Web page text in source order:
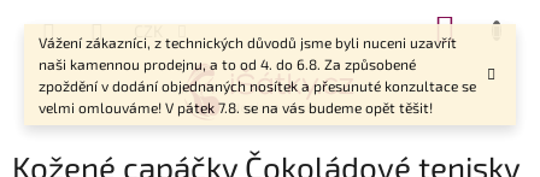
Vážení zákazníci, z technických důvodů jsme byli nuceni uzavřít
naši kamennou prodejnu, a to od 4. do 6.8. Za způsobené
zpoždění v dodání objednaných nosítek a přesunuté konzultace se
velmi omlouváme! V pátek 7.8. se na vás budeme opět těšit!
CZK
Kožené capáčky Čokoládové tenisky